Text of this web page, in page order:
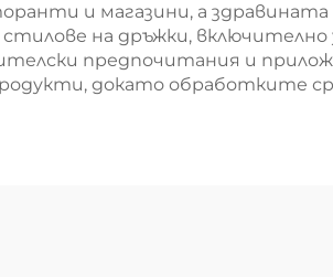
и магазини, а
на дръжки, включително
предпочитания и
докато обработките